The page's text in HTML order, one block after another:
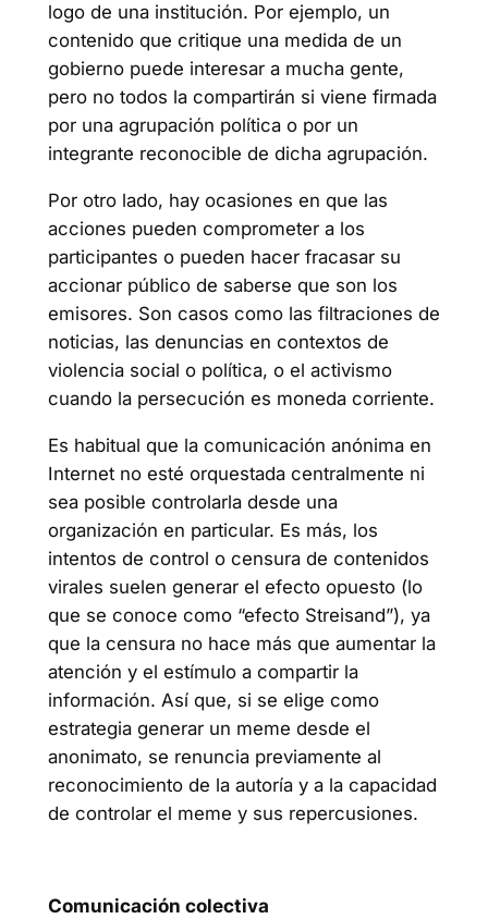
logo de una institución. Por ejemplo, un
contenido que critique una medida de un
gobierno puede interesar a mucha gente,
pero no todos la compartirán si viene firmada
por una agrupación política o por un
integrante reconocible de dicha agrupación.
Por otro lado, hay ocasiones en que las
acciones pueden comprometer a los
participantes o pueden hacer fracasar su
accionar público de saberse que son los
emisores. Son casos como las filtraciones de
noticias, las denuncias en contextos de
violencia social o política, o el activismo
cuando la persecución es moneda corriente.
Es habitual que la comunicación anónima en
Internet no esté orquestada centralmente ni
sea posible controlarla desde una
organización en particular. Es más, los
intentos de control o censura de contenidos
virales suelen generar el efecto opuesto (lo
que se conoce como “efecto Streisand”), ya
que la censura no hace más que aumentar la
atención y el estímulo a compartir la
información. Así que, si se elige como
estrategia generar un meme desde el
anonimato, se renuncia previamente al
reconocimiento de la autoría y a la capacidad
de controlar el meme y sus repercusiones.
Comunicación colectiva